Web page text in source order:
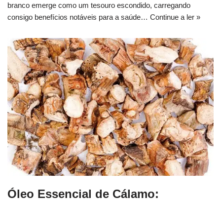
branco emerge como um tesouro escondido, carregando
consigo benefícios notáveis para a saúde… Continue a ler »
Óleo Essencial de Cálamo: